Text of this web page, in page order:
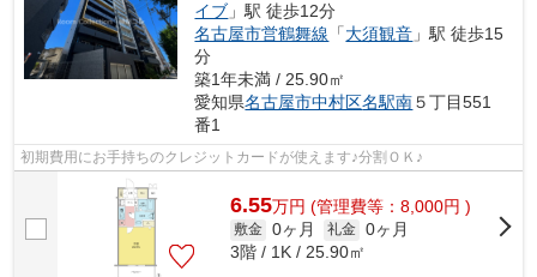
イブ 」駅 徒歩12分
名古屋市営鶴舞線 「大須観音 」駅 徒歩15
分
築1年未満 / 25.90㎡
愛知県名古屋市中村区名駅南５丁目551
番1
初期費用にお手持ちのクレジットカードが使えます♪分割ＯＫ♪
6.55万円 (管理費等：8,000円 )
敷金 0ヶ月 礼金 0ヶ月
3階 / 1K / 25.90㎡